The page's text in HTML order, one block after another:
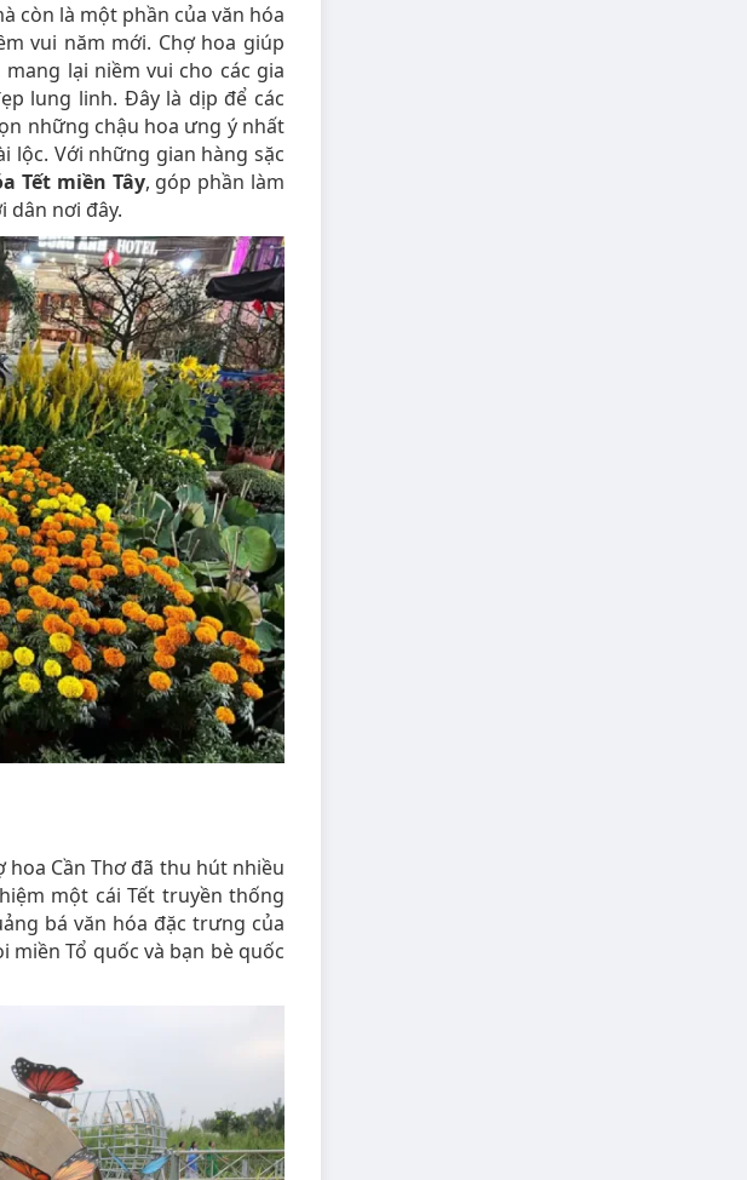
còn là một phần của văn hóa
vui năm mới. Chợ hoa giúp
lại niềm vui cho các gia
lung linh. Đây là dịp để các
những chậu hoa ưng ý nhất
lộc. Với những gian hàng sặc
Tết miền Tây, góp phần làm
dân nơi đây.
Cần Thơ đã thu hút nhiều
một cái Tết truyền thống
bá văn hóa đặc trưng của
Tổ quốc và bạn bè quốc